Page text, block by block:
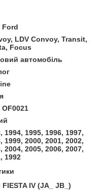
Ford
LDV Convoy, Transit,
Focus
автомобіль
OF0021
1994, 1995, 1996, 1997,
1999, 2000, 2001, 2002,
2004, 2005, 2006, 2007,
1992
FIESTA IV (JA_ JB_)